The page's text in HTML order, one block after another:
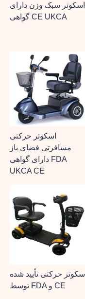
اسکوتر سبک وزن دارای
گواهی CE UKCA
اسکوتر حرکتی
مسافرتی فضای باز
دارای گواهی FDA
UKCA CE
اسکوتر حرکتی تأیید شده
توسط FDA و CE